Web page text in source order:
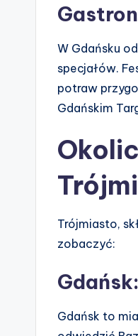
W Gdańsku
specjałów.
potraw
Gdańskim
Trójmiasto,
zobaczyć:
Gdańsk to